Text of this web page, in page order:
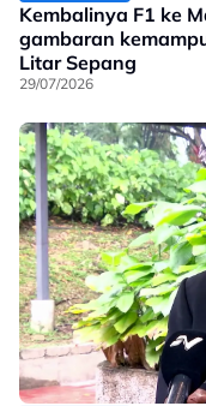
Kembalinya F1 ke
gambaran
Litar Sepang
29/07/2026